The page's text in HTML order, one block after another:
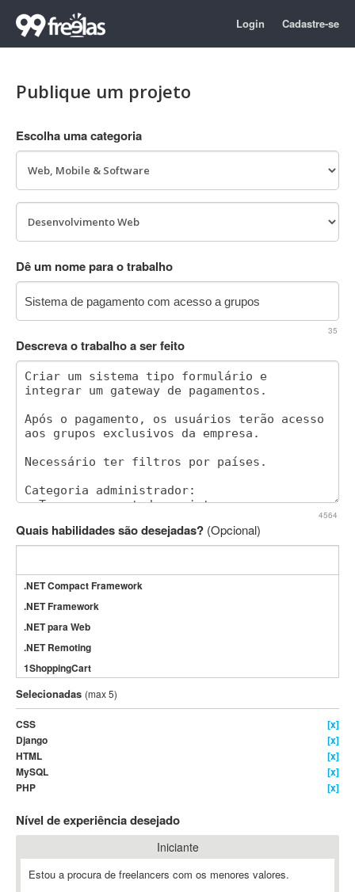
Login Cadastre-se
Publique um projeto
Escolha uma categoria
Dê um nome para o trabalho
35
Descreva o trabalho a ser feito
4564
Quais habilidades são desejadas? (Opcional)
.NET Compact Framework
.NET Framework
.NET para Web
.NET Remoting
1ShoppingCart
3DS Max
3GSM
4D Dimension
802.11
A&P
A-GPS
A2Billing
AAUS Scientific Diver
ABAP
Selecionadas (max 5)
CSS
[x]
Django
[x]
HTML
[x]
MySQL
[x]
PHP
[x]
Nível de experiência desejado
Iniciante
Estou a procura de freelancers com os menores valores.